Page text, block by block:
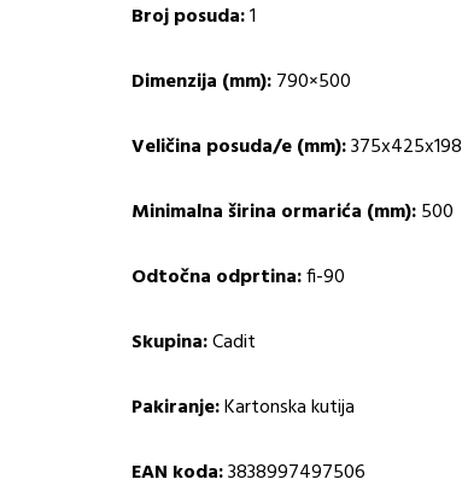
Broj posuda:1
Dimenzija (mm):790×500
Veličina posuda/e (mm):375x425x198
Minimalna širina ormarića (mm):500
Odtočna odprtina:fi-90
Skupina:Cadit
Pakiranje:Kartonska kutija
EAN koda:3838997497506